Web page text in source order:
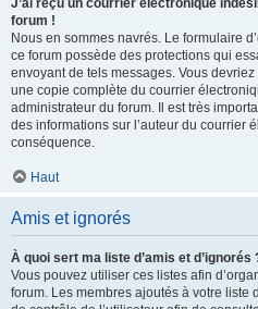
J’ai reçu un courrier électronique
forum !
Nous en sommes navrés. Le formulaire
ce forum possède des protections qui
envoyant de tels messages. Vous
une copie complète du courrier
administrateur du forum. Il est très
des informations sur l’auteur du courrier
conséquence.
Haut
Amis et ignorés
À quoi sert ma liste d’amis et d’ignorés
Vous pouvez utiliser ces listes afin
forum. Les membres ajoutés à votre liste